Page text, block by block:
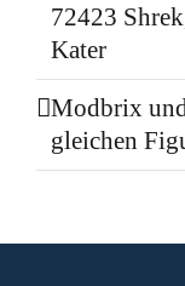
72423
Kater
Modbrix
gleichen